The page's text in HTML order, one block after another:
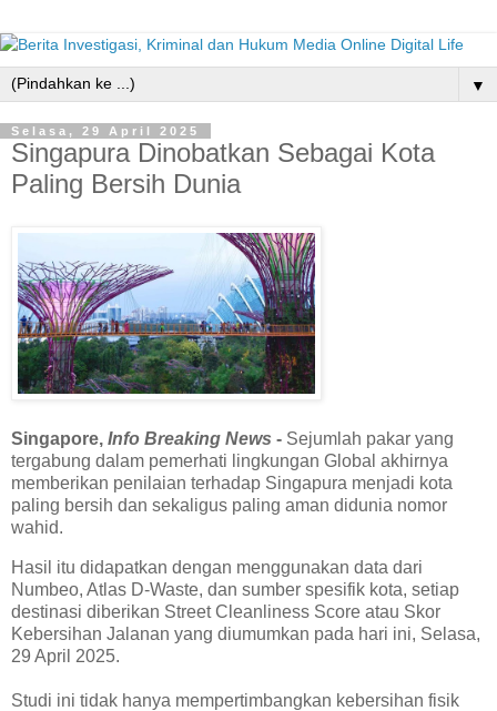
▼
Selasa, 29 April 2025
Singapura Dinobatkan Sebagai Kota
Paling Bersih Dunia
Singapore, Info Breaking News - Sejumlah pakar yang
tergabung dalam pemerhati lingkungan Global akhirnya
memberikan penilaian terhadap Singapura menjadi kota
paling bersih dan sekaligus paling aman didunia nomor
wahid.
Hasil itu didapatkan dengan menggunakan data dari
Numbeo, Atlas D-Waste, dan sumber spesifik kota, setiap
destinasi diberikan Street Cleanliness Score atau Skor
Kebersihan Jalanan yang diumumkan pada hari ini, Selasa,
29 April 2025.
Studi ini tidak hanya mempertimbangkan kebersihan fisik